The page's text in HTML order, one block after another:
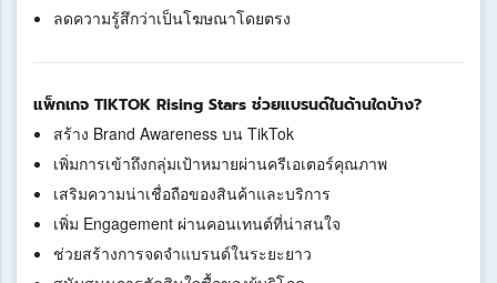
ลดความรู้สึกว่าเป็นโฆษณาโดยตรง
แพ็กเกจ TIKTOK Rising Stars ช่วยแบรนด์ในด้านใดบ้าง?
สร้าง Brand Awareness บน TikTok
เพิ่มการเข้าถึงกลุ่มเป้าหมายผ่านครีเอเตอร์คุณภาพ
เสริมความน่าเชื่อถือของสินค้าและบริการ
เพิ่ม Engagement ผ่านคอนเทนต์ที่น่าสนใจ
ช่วยสร้างการจดจำแบรนด์ในระยะยาว